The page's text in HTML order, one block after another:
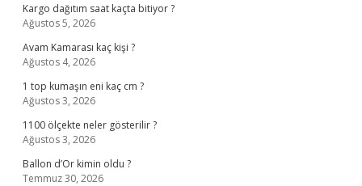
Kargo dağıtım saat kaçta bitiyor ?
Ağustos 5, 2026
Avam Kamarası kaç kişi ?
Ağustos 4, 2026
1 top kumaşın eni kaç cm ?
Ağustos 3, 2026
1100 ölçekte neler gösterilir ?
Ağustos 3, 2026
Ballon d’Or kimin oldu ?
Temmuz 30, 2026